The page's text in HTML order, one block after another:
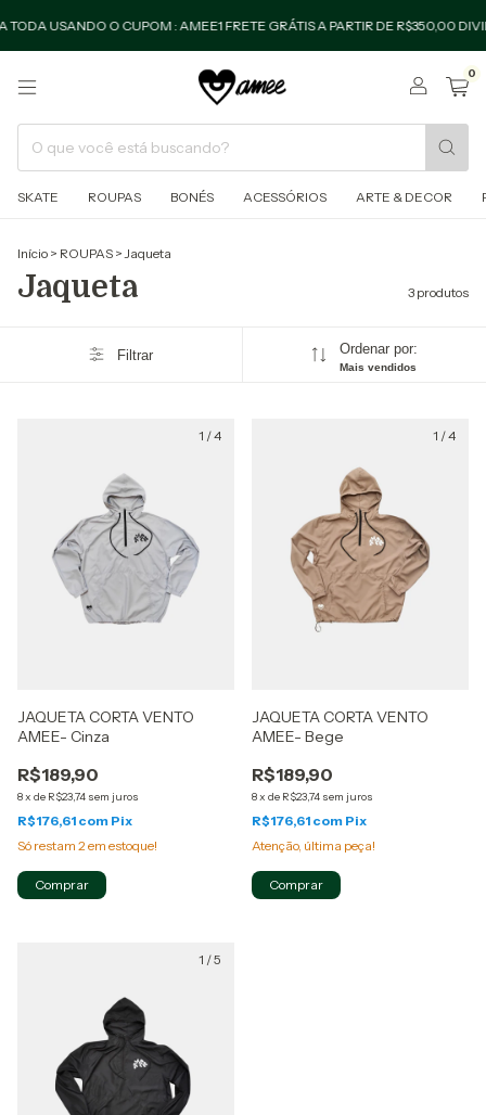
USANDO O CUPOM : AMEE1 FRETE GRÁTIS A PARTIR DE R$350,00 DIVIDE
0
SKATE ROUPAS BONÉS ACESSÓRIOS ARTE & DECOR
Início > ROUPAS > Jaqueta
Jaqueta 3 produtos
Filtrar Ordenar por:
Mais vendidos
1 /4
JAQUETA CORTA VENTO
AMEE- Cinza
R$189,90
8x de R$23,74 sem juros
R$176,61 com Pix
Só restam 2em estoque!
Comprar
1 /4
JAQUETA CORTA VENTO
AMEE- Bege
R$189,90
8x de R$23,74 sem juros
R$176,61 com Pix
Atenção, última peça!
Comprar
1 /5